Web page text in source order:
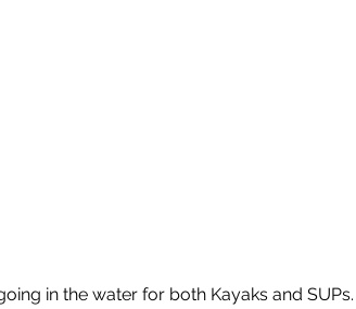
in the water for both Kayaks and SUPs.